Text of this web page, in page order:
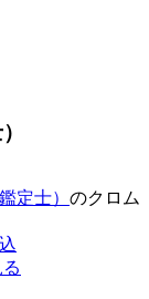
定士） のクロム